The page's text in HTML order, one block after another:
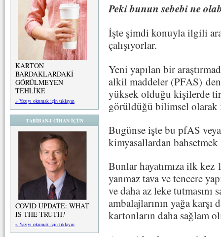
KARTON
BARDAKLARDAKİ
GÖRÜLMEYEN
TEHLİKE
» Yazıyı okumak için tıklayın
TABİBAN-I CİHAN İÇÜN
COVID UPDATE: WHAT
IS THE TRUTH?
» Yazıyı okumak için tıklayın
Peki bunun sebebi ne
İşte şimdi konuyla ilgili
çalışıyorlar.
Yeni yapılan bir
alkil maddeler (PFAS)
yüksek olduğu kişilerde
görüldüğü bilimsel
Bugünse işte bu pfAS
kimyasallardan
Bunlar hayatımıza ilk
yanmaz tava ve tencere
ve daha az leke tutmasını
ambalajlarının yağa
kartonların daha sağlam